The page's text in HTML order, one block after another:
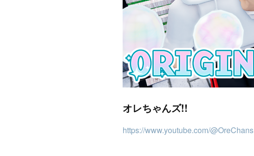
オレちゃんズ!!
https://www.youtube.com/@OreChans